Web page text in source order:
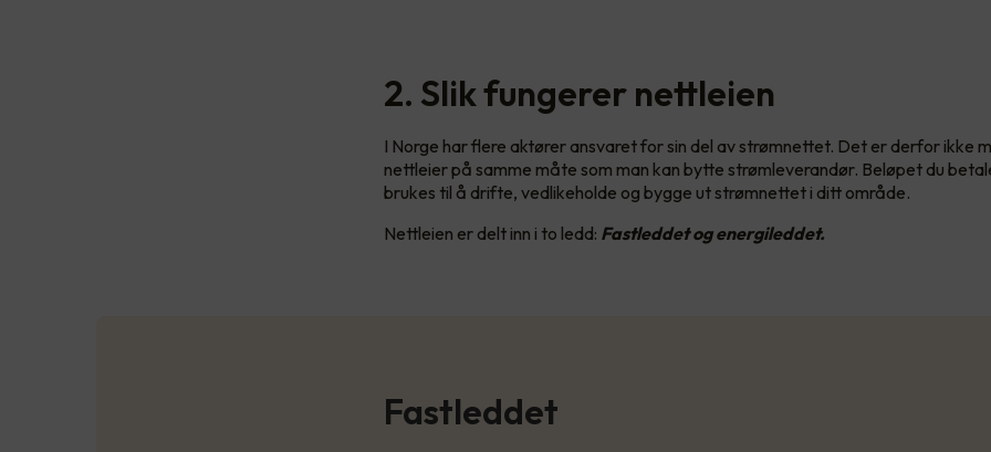
2. Slik fungerer nettleien
I Norge har flere aktører ansvaret for sin del av strømnettet. Det er derfor ikke
nettleier på samme måte som man kan bytte strømleverandør. Beløpet du
brukes til å drifte, vedlikeholde og bygge ut strømnettet i ditt område.
Nettleien er delt inn i to ledd: Fastleddet og energileddet.
Fastleddet